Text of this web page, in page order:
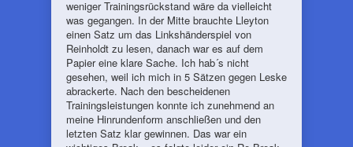
weniger Trainingsrückstand wäre da vielleicht
was gegangen. In der Mitte brauchte Lleyton
einen Satz um das Linkshänderspiel von
Reinholdt zu lesen, danach war es auf dem
Papier eine klare Sache. Ich hab´s nicht
gesehen, weil ich mich in 5 Sätzen gegen Leske
abrackerte. Nach den bescheidenen
Trainingsleistungen konnte ich zunehmend an
meine Hinrundenform anschließen und den
letzten Satz klar gewinnen. Das war ein